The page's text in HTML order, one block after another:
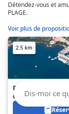
Détendez-vous et
PLAGE.
Voir plus de
2.5 km
PORT ABRI DE
CALDARELLO
Dis-moi ce